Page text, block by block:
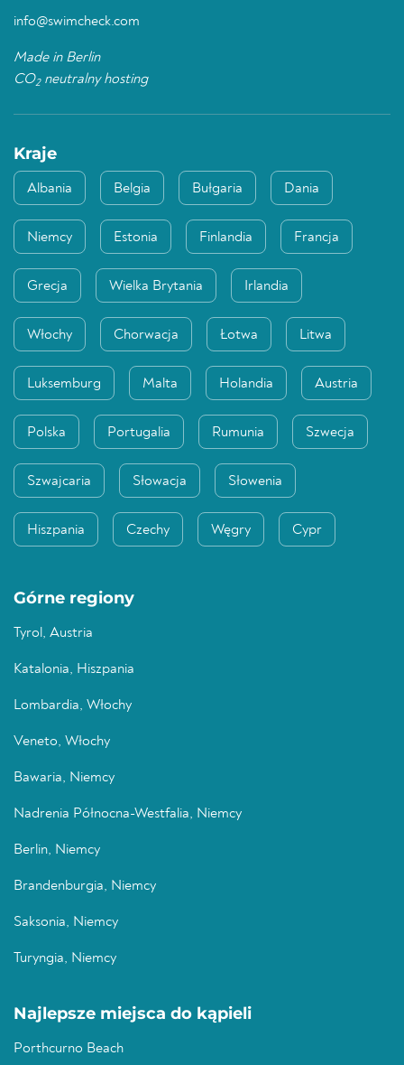
info@swimcheck.com
Made in Berlin
CO2neutralny hosting
Kraje
Albania Belgia Bułgaria Dania
Niemcy Estonia Finlandia Francja
Grecja Wielka Brytania Irlandia
Włochy Chorwacja Łotwa Litwa
Luksemburg Malta Holandia Austria
Polska Portugalia Rumunia Szwecja
Szwajcaria Słowacja Słowenia
Hiszpania Czechy Węgry Cypr
Górne regiony
Tyrol, Austria
Katalonia, Hiszpania
Lombardia, Włochy
Veneto, Włochy
Bawaria, Niemcy
Nadrenia Północna-Westfalia, Niemcy
Berlin, Niemcy
Brandenburgia, Niemcy
Saksonia, Niemcy
Turyngia, Niemcy
Najlepsze miejsca do kąpieli
Porthcurno Beach